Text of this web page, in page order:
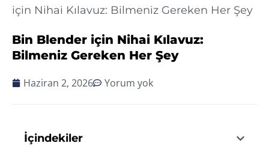
için Nihai Kılavuz: Bilmeniz Gereken Her Şey
Bin Blender için Nihai Kılavuz:
Bilmeniz Gereken Her Şey
Haziran 2, 2026 Yorum yok
İçindekiler